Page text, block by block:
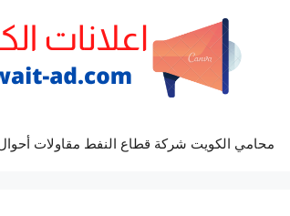
محامي الكويت شركة قطاع النفط مقاولات